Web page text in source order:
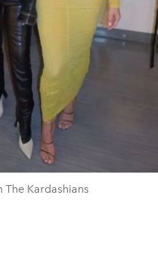
The Kardashians